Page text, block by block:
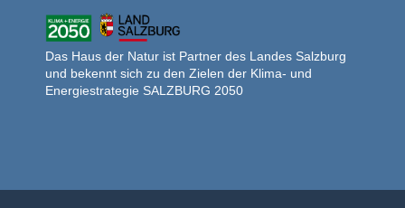
Das Haus der Natur ist Partner des Landes Salzburg
und bekennt sich zu den Zielen der Klima- und
Energiestrategie SALZBURG 2050